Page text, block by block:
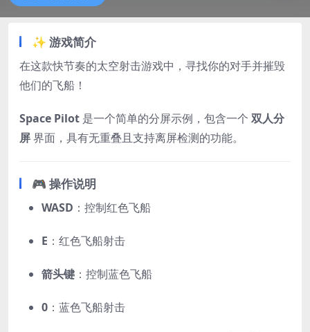
✨ 游戏简介
在这款快节奏的太空射击游戏中，寻找你的对手并摧毁
他们的飞船！
Space Pilot 是一个简单的分屏示例，包含一个 双人分
屏界面，具有无重叠且支持离屏检测的功能。
🎮 操作说明
WASD ：控制红色飞船
E ：红色飞船射击
箭头键 ：控制蓝色飞船
0 ：蓝色飞船射击